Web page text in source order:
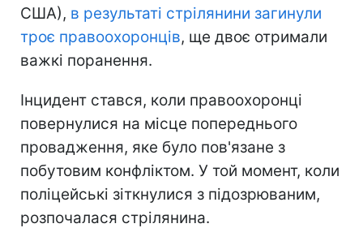
США), в результаті стрілянини загинули
троє правоохоронців, ще двоє отримали
важкі поранення.
Інцидент стався, коли правоохоронці
повернулися на місце попереднього
провадження, яке було пов'язане з
побутовим конфліктом. У той момент, коли
поліцейські зіткнулися з підозрюваним,
розпочалася стрілянина.